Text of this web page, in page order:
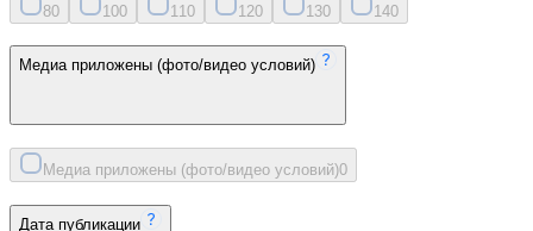
80 100 11 0 120 130 140
Медиа приложены (фото/видео условий)
Медиа приложены (фото/видео условий)0
Дата публикации